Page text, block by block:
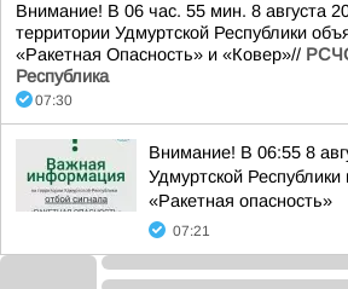
Внимание! В 06 час. 55 мин. 8 августа
территории Удмуртской Республики
«Ракетная Опасность» и «Ковер»//
Республика
07:30
Внимание! В 06:55 8
Удмуртской
«Ракетная опасность»
07:21